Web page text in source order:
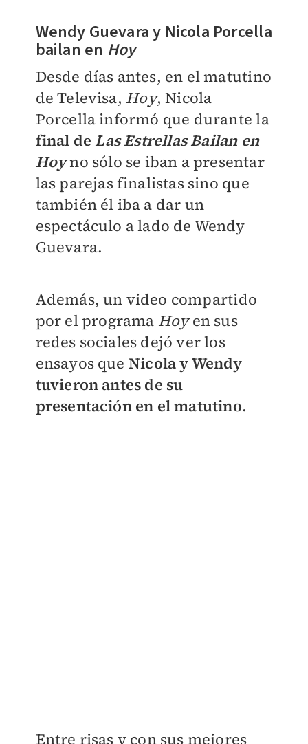
Wendy Guevara y Nicola Porcella
bailan en Hoy
Desde días antes, en el matutino
de Televisa, Hoy, Nicola
Porcella informó que durante la
final de Las Estrellas Bailan en
Hoyno sólo se iban a presentar
las parejas finalistas sino que
también él iba a dar un
espectáculo a lado de Wendy
Guevara.
Además, un video compartido
por el programa Hoyen sus
redes sociales dejó ver los
ensayos que Nicola y Wendy
tuvieron antes de su
presentación en el matutino.
Entre risas y con sus mejores